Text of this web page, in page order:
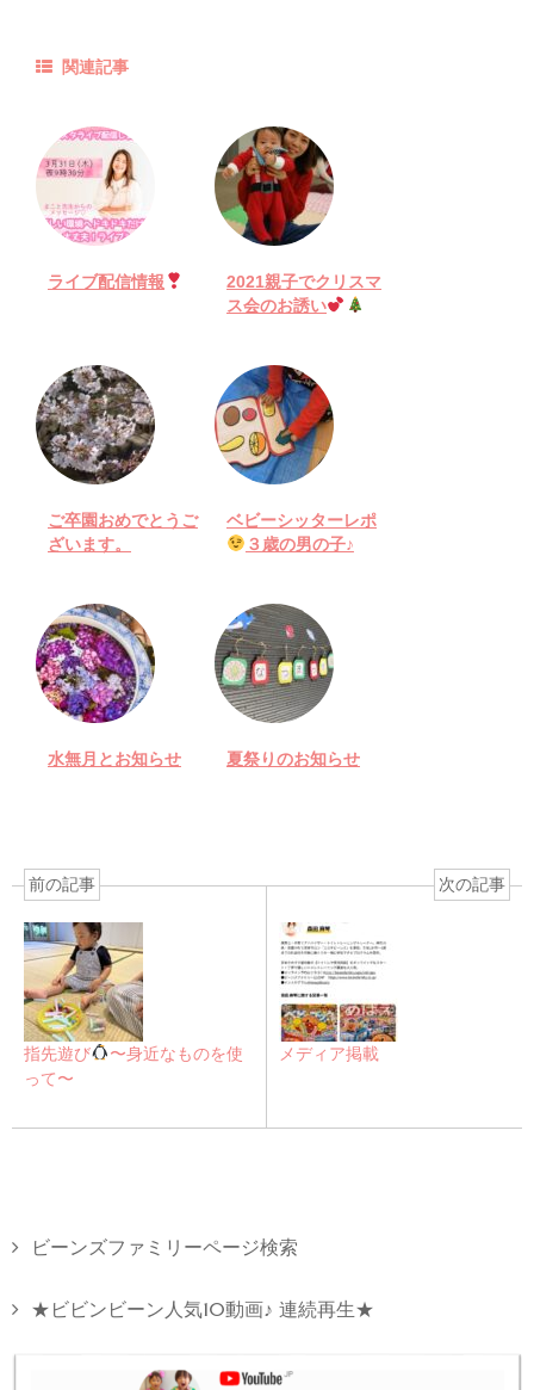
関連記事
ライブ配信情報
2021親子でクリスマ
ス会のお誘い
ご卒園おめでとうご
ざいます。
ベビーシッターレポ
３歳の男の子♪
水無月とお知らせ 夏祭りのお知らせ
前の記事
指先遊び
〜身近なものを使
って〜
次の記事
メディア掲載
ビーンズファミリーページ検索
★ビビンビーン人気10動画♪ 連続再生★